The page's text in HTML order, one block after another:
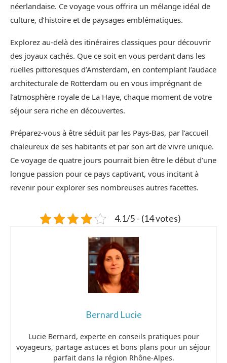
néerlandaise. Ce voyage vous offrira un mélange idéal de
culture, d’histoire et de paysages emblématiques.
Explorez au-delà des itinéraires classiques pour découvrir
des joyaux cachés. Que ce soit en vous perdant dans les
ruelles pittoresques d’Amsterdam, en contemplant l’audace
architecturale de Rotterdam ou en vous imprégnant de
l’atmosphère royale de La Haye, chaque moment de votre
séjour sera riche en découvertes.
Préparez-vous à être séduit par les Pays-Bas, par l’accueil
chaleureux de ses habitants et par son art de vivre unique.
Ce voyage de quatre jours pourrait bien être le début d’une
longue passion pour ce pays captivant, vous incitant à
revenir pour explorer ses nombreuses autres facettes.
4.1/5 - (14 votes)
Bernard Lucie
Lucie Bernard, experte en conseils pratiques pour
voyageurs, partage astuces et bons plans pour un séjour
parfait dans la région Rhône-Alpes.